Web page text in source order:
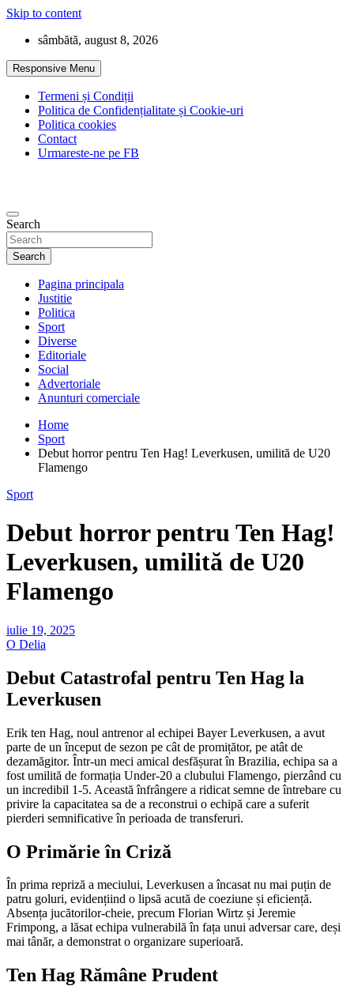
Skip to content
sâmbătă, august 8, 2026
Responsive Menu
Termeni și Condiții
Politica de Confidențialitate și Cookie-uri
Politica cookies
Contact
Urmareste-ne pe FB
Search
Search
Pagina principala
Justitie
Politica
Sport
Diverse
Editoriale
Social
Advertoriale
Anunturi comerciale
Home
Sport
Debut horror pentru Ten Hag! Leverkusen, umilită de U20
Flamengo
Sport
Debut horror pentru Ten Hag!
Leverkusen, umilită de U20
Flamengo
iulie 19, 2025
O Delia
Debut Catastrofal pentru Ten Hag la
Leverkusen
Erik ten Hag, noul antrenor al echipei Bayer Leverkusen, a avut
parte de un început de sezon pe cât de promițător, pe atât de
dezamăgitor. Într-un meci amical desfășurat în Brazilia, echipa sa a
fost umilită de formația Under-20 a clubului Flamengo, pierzând cu
un incredibil 1-5. Această înfrângere a ridicat semne de întrebare cu
privire la capacitatea sa de a reconstrui o echipă care a suferit
pierderi semnificative în perioada de transferuri.
O Primărie în Criză
În prima repriză a meciului, Leverkusen a încasat nu mai puțin de
patru goluri, evidențiind o lipsă acută de coeziune și eficiență.
Absența jucătorilor-cheie, precum Florian Wirtz și Jeremie
Frimpong, a lăsat echipa vulnerabilă în fața unui adversar care, deși
mai tânăr, a demonstrat o organizare superioară.
Ten Hag Rămâne Prudent